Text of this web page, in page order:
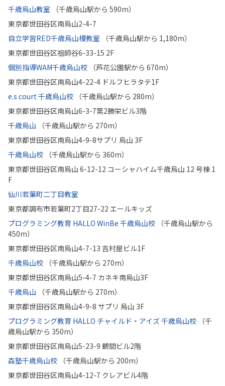
千歳烏山教室
（千歳烏山駅から 590m）
東京都世田谷区南烏山2-4-7
自立学習RED千歳烏山榎教室
（千歳烏山駅から 1,180m）
東京都世田谷区祖師谷6-33-15 2F
個別指導WAM千歳烏山校
（芦花公園駅から 670m）
東京都世田谷区南烏山4-22-4 ドルフヒラタテ1F
e.s court 千歳烏山校
（千歳烏山駅から 280m）
東京都世田谷区南烏山6-3-7第2勝栄ビル3階
千歳烏山
（千歳烏山駅から 270m）
東京都世田谷区南烏山4-9-8サプリ 烏山 3F
千歳烏山校
（千歳烏山駅から 360m）
東京都世田谷区南烏山 6-12-12 コーシャハイム千歳烏山 12 号棟 1
F
仙川若葉町二丁目教室
東京都調布市若葉町2丁目27-22 エールキッズ
プログラミング教育 HALLO WinBe 千歳烏山校
（千歳烏山駅から
450m）
東京都世田谷区南烏山4-7-13 吉村屋ビル1F
千歳烏山校
（千歳烏山駅から 270m）
東京都世田谷区南烏山5-4-7 カネキ南烏山3F
千歳烏山
（千歳烏山駅から 270m）
東京都世田谷区南烏山4-9-8 サプリ 烏山 3F
プログラミング教育 HALLO チャイルド・アイズ 千歳烏山校
（千
歳烏山駅から 350m）
東京都世田谷区南烏山5-23-9 鶴間ビル2階
森塾千歳烏山校
（千歳烏山駅から 200m）
東京都世田谷区南烏山4-12-7 クレアビル4階